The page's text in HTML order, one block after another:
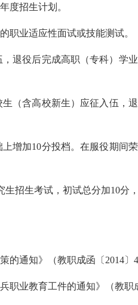
度招生计划。
业适应性面试或技能测试。
役后完成高职（专科）学
含高校新生）应征入伍，
加10分投档。在服役期间
生考试，初试总分加10分
通知》（教职成函〔2014〕4
业教育工件的通知》（教职